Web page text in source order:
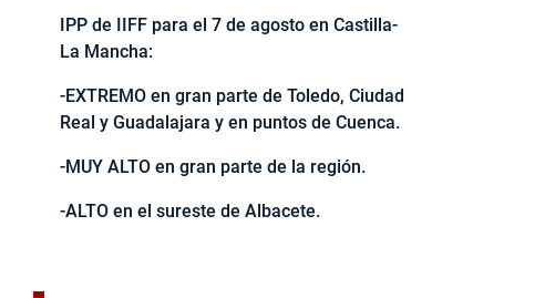
IPP de IIFF para el 7 de agosto en Castilla-
La Mancha:
-EXTREMO en gran parte de Toledo, Ciudad
Real y Guadalajara y en puntos de Cuenca.
-MUY ALTO en gran parte de la región.
-ALTO en el sureste de Albacete.